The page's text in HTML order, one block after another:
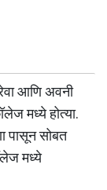
आणि अवनी
मध्ये होत्या.
पासून सोबत
मध्ये